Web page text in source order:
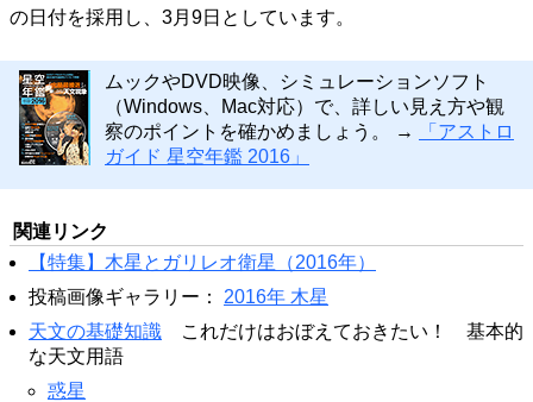
の日付を採用し、3月9日としています。
ムックやDVD映像、シミュレーションソフト
（Windows、Mac対応）で、詳しい見え方や観
察のポイントを確かめましょう。 →
「アストロ
ガイド 星空年鑑 2016」
関連リンク
【特集】木星とガリレオ衛星（2016年）
投稿画像ギャラリー： 2016年 木星
天文の基礎知識 これだけはおぼえておきたい！ 基本的
な天文用語
惑星